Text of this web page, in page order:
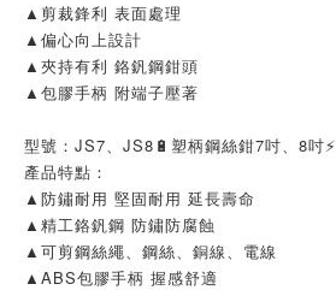
▲剪裁鋒利 表面處理
▲偏心向上設計
▲夾持有利 鉻釩鋼鉗頭
▲包膠手柄 附端子壓著
型號：JS7、JS8🔋塑柄鋼絲鉗7吋、8吋⚡
產品特點：
▲防鏽耐用 堅固耐用 延長壽命
▲精工鉻釩鋼 防鏽防腐蝕
▲可剪鋼絲繩、鋼絲、銅線、電線
▲ABS包膠手柄 握感舒適